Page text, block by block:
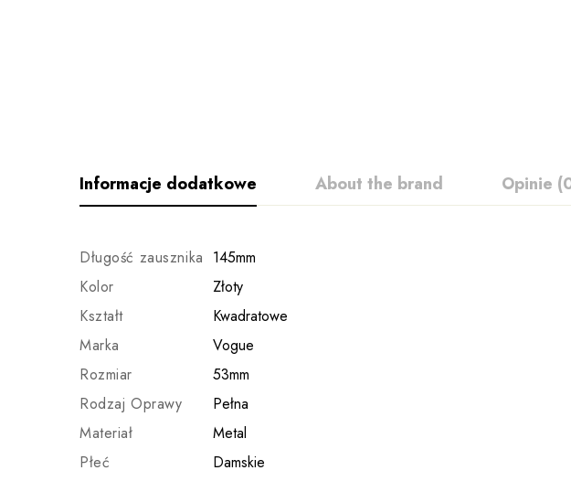
Informacje dodatkowe About the brand Opinie
Długość zausznika 145mm
Kolor
Złoty
Kształt
Kwadratowe
Marka
Vogue
Rozmiar
53mm
Rodzaj Oprawy
Pełna
Materiał
Metal
Płeć
Damskie